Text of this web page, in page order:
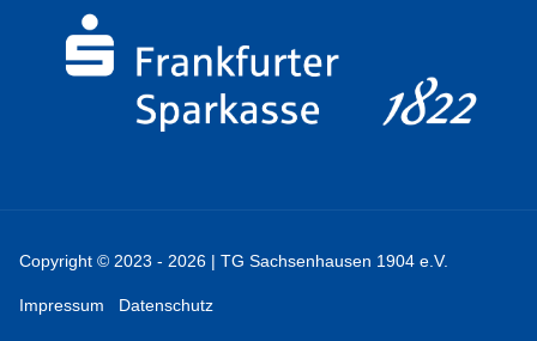
Copyright © 2023 - 2026 | TG Sachsenhausen 1904 e.V.
Impressum Datenschutz